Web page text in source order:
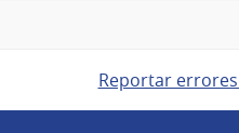
Reportar